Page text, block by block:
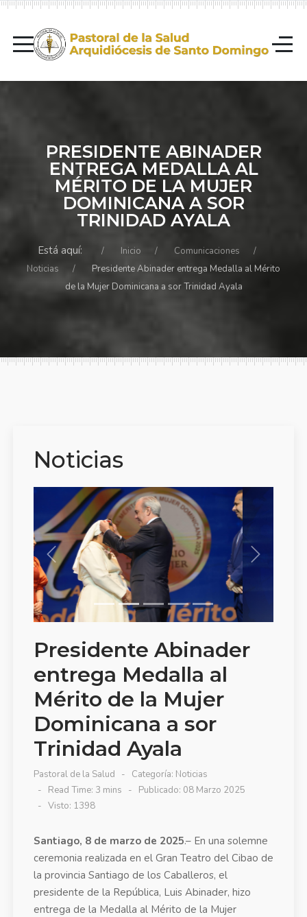
PRESIDENTE ABINADER
ENTREGA MEDALLA AL
MÉRITO DE LA MUJER
DOMINICANA A SOR
TRINIDAD AYALA
Está aquí: Inicio
Comunicaciones
Noticias
Presidente Abinader entrega Medalla al Mérito
de la Mujer Dominicana a sor Trinidad Ayala
Noticias
Presidente Abinader
entrega Medalla al
Mérito de la Mujer
Dominicana a sor
Trinidad Ayala
Pastoral de la Salud Categoría: Noticias
Read Time: 3 mins
Publicado: 08 Marzo 2025
Visto: 1398
Santiago, 8 de marzo de 2025.– En una solemne
ceremonia realizada en el Gran Teatro del Cibao de
la provincia Santiago de los Caballeros, el
presidente de la República, Luis Abinader, hizo
entrega de la Medalla al Mérito de la Mujer